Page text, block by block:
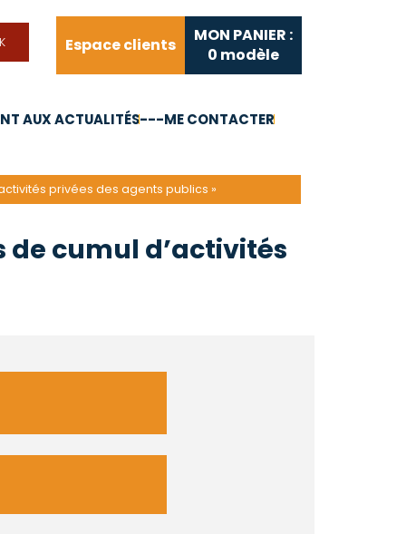
Espace clients
MON PANIER :
0 modèle
AUX ACTUALITÉS---ME CONTACTER
privées des agents publics »
cumul d’activités